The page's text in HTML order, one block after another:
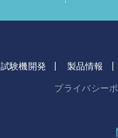
試験機開発 製品情報
プライバシー